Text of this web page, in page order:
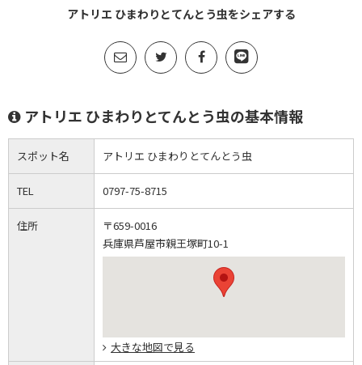
アトリエ ひまわりとてんとう虫をシェアする
アトリエ ひまわりとてんとう虫の基本情報
スポット名 アトリエ ひまわりとてんとう虫
TEL 0797-75-8715
住所
〒659-0016
兵庫県芦屋市親王塚町10-1
大きな地図で見る